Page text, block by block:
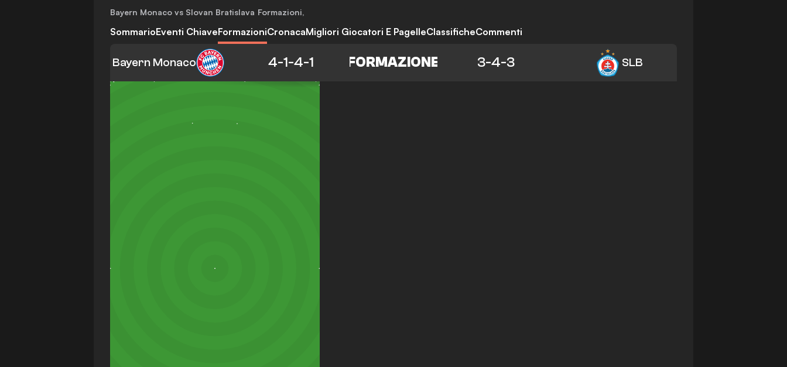
Bayern Monaco vs Slovan Bratislava Formazioni,
SommarioEventi ChiaveFormazioniCronacaMigliori Giocatori E PagelleClassificheCommenti
Bayern Monaco 4-1-4-1 FORMAZIONE 3-4-3 SLB